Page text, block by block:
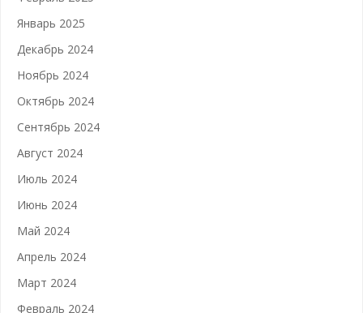
Январь 2025
Декабрь 2024
Ноябрь 2024
Октябрь 2024
Сентябрь 2024
Август 2024
Июль 2024
Июнь 2024
Май 2024
Апрель 2024
Март 2024
Февраль 2024